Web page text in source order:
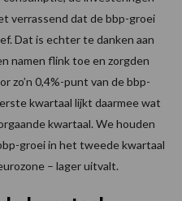
verrassend dat de bbp-groei
Dat is echter te danken aan
namen flink toe en zorgden
zo’n 0,4%-punt van de bbp-
kwartaal lijkt daarmee wat
kwartaal. We houden
groei in het tweede kwartaal
– lager uitvalt.